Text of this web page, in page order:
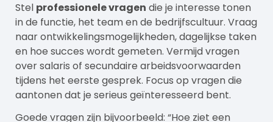
Stel professionele vragen die je interesse tonen
in de functie, het team en de bedrijfscultuur. Vraag
naar ontwikkelingsmogelijkheden, dagelijkse taken
en hoe succes wordt gemeten. Vermijd vragen
over salaris of secundaire arbeidsvoorwaarden
tijdens het eerste gesprek. Focus op vragen die
aantonen dat je serieus geïnteresseerd bent.
Goede vragen zijn bijvoorbeeld: “Hoe ziet een